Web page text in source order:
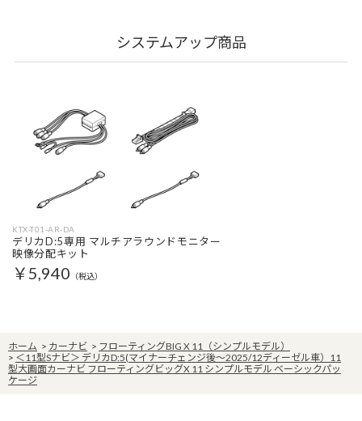
システムアップ商品
KTX-T01-AR-DA
デリカD:5専用 マルチアラウンドモニター
映像分配キット
￥5,940 （税込）
ホーム > カーナビ > フローティングBIG X 11（シンプルモデル）
> ＜11型Sナビ＞ デリカD:5(マイナーチェンジ後～2025/12ディーゼル車）11
型大画面カーナビ フローティングビッグX 11 シンプルモデル ベーシックパッ
ケージ